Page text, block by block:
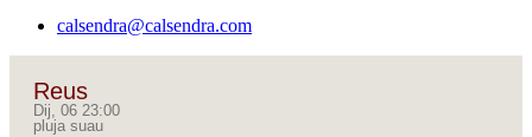
calsendra@calsendra.com
Reus
Dij, 06 23:00
pluja suau